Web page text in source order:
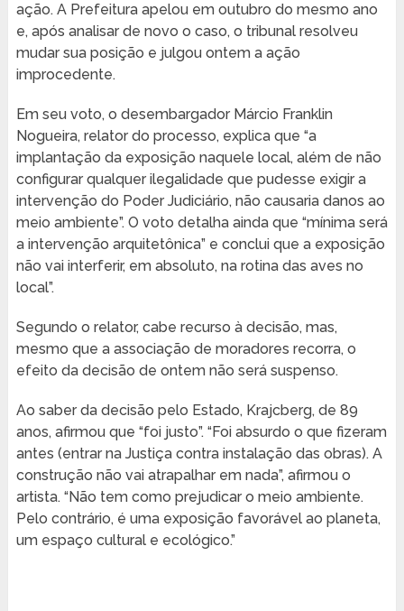
ação. A Prefeitura apelou em outubro do mesmo ano
e, após analisar de novo o caso, o tribunal resolveu
mudar sua posição e julgou ontem a ação
improcedente.
Em seu voto, o desembargador Márcio Franklin
Nogueira, relator do processo, explica que “a
implantação da exposição naquele local, além de não
configurar qualquer ilegalidade que pudesse exigir a
intervenção do Poder Judiciário, não causaria danos ao
meio ambiente”. O voto detalha ainda que “mínima será
a intervenção arquitetônica” e conclui que a exposição
não vai interferir, em absoluto, na rotina das aves no
local”.
Segundo o relator, cabe recurso à decisão, mas,
mesmo que a associação de moradores recorra, o
efeito da decisão de ontem não será suspenso.
Ao saber da decisão pelo Estado, Krajcberg, de 89
anos, afirmou que “foi justo”. “Foi absurdo o que fizeram
antes (entrar na Justiça contra instalação das obras). A
construção não vai atrapalhar em nada”, afirmou o
artista. “Não tem como prejudicar o meio ambiente.
Pelo contrário, é uma exposição favorável ao planeta,
um espaço cultural e ecológico.”